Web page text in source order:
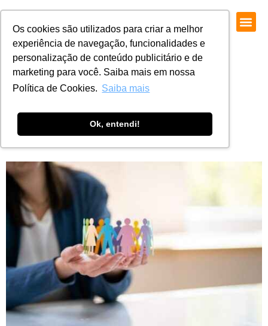
Os cookies são utilizados para criar a melhor
experiência de navegação, funcionalidades e
personalização de conteúdo publicitário e de
marketing para você. Saiba mais em nossa
Política de Cookies. Saiba mais
Ok, entendi!
Os Desafios da Liderança
Humanizada na Prática